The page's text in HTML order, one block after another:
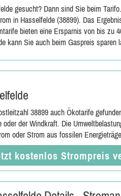
gesucht? Dann sind Sie beim
in Hasselfelde (38899). Das
bieten eine Ersparnis von bis zu
kann Sie auch beim Gaspreis sparen
38899 auch Ökotarife
oder der Windkraft. Die
oder Strom aus fossilen
kostenlos Strompreis